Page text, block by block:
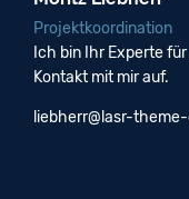
Projektkoordination
Ich bin Ihr Experte
Kontakt mit mir auf.
liebherr@lasr-